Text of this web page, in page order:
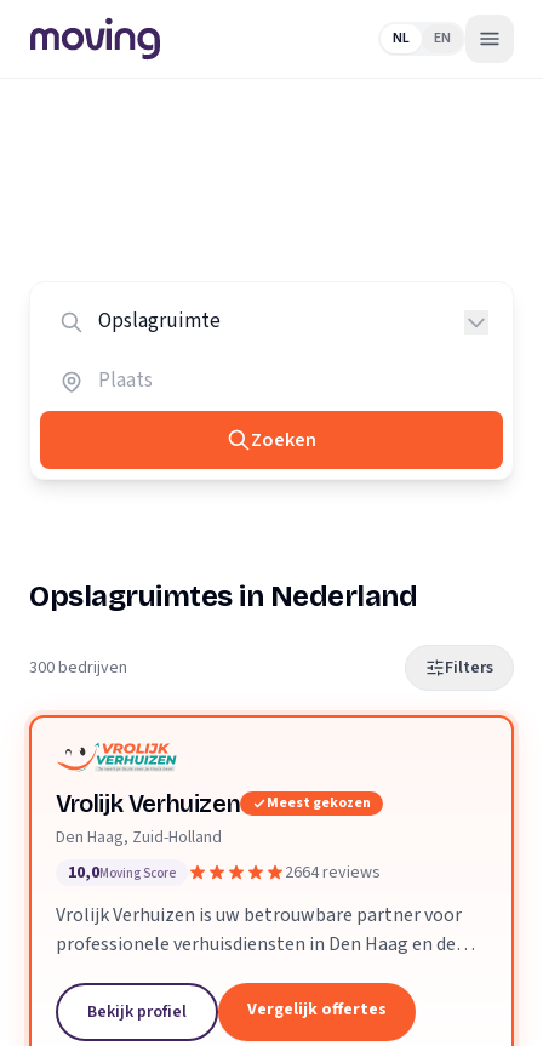
NL EN
Zoeken
Opslagruimtes in Nederland
300 bedrijven Filters
Vrolijk Verhuizen Meest gekozen
Den Haag, Zuid-Holland
10,0Moving Score 2664 reviews
Vrolijk Verhuizen is uw betrouwbare partner voor
professionele verhuisdiensten in Den Haag en de
ervaring en een toegewijd team zorgen wij ervoor
dat uw verhuizing soepel en zorgeloos verloopt.
Bekijk profiel Vergelijk offertes